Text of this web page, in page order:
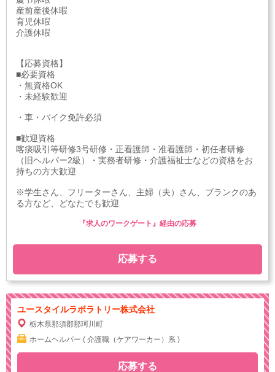
産前産後休暇
育児休暇
介護休暇
【応募資格】
■必要資格
・無資格OK
・未経験歓迎
・車・バイク免許必須
■歓迎資格
喀痰吸引等研修3号研修・正看護師・准看護師・初任者研修
（旧ヘルパー2級）・実務者研修・介護福祉士などの資格をお
持ちの方大歓迎
※学生さん、フリーターさん、主婦（夫）さん、ブランクのあ
る方など、どなたでも歓迎
応募する
『求人のワークゲート』経由の応募
ユースタイルラボラトリー株式会社
栃木県那須郡那珂川町
ホームヘルパー ( 介護職（ケアワーカー）系 )
応募する